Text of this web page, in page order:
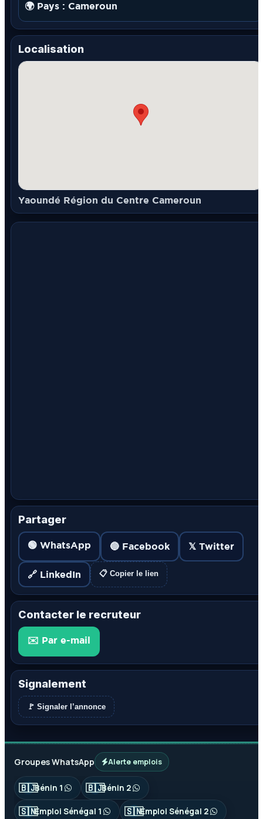
🌍 Pays : Cameroun
Localisation
Yaoundé Région du Centre Cameroun
Partager
🟢 WhatsApp 🔵 Facebook 𝕏 Twitter
🔗 LinkedIn 📋 Copier le lien
Contacter le recruteur
✉️ Par e-mail
Signalement
🚩 Signaler l’annonce
Groupes WhatsApp Alerte emplois
🇧🇯Bénin 1 🇧🇯Bénin 2
🇸🇳Emploi Sénégal 1 🇸🇳Emploi Sénégal 2